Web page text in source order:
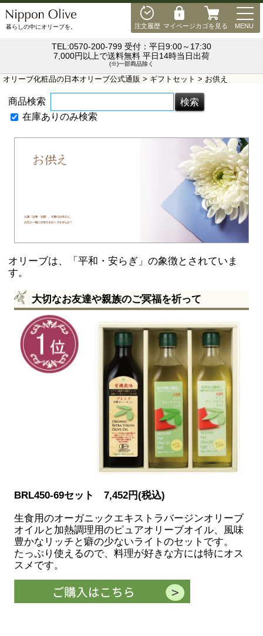
注文履歴 マイページカゴを見る MENU
暮らしの中にオリーブを。
TEL:0570-200-799 受付：平日9:00～17:30
7,000円以上で送料無料 平日14時当日出荷
(※)一部商品除く
オリーブ化粧品の日本オリーブ公式通販 > ギフトセット > お供え
商品検索
在庫ありのみ検索
オリーブは、「平和・安らぎ」の象徴とされていま
す。
大切なお友達や親族のご冥福を祈って
BRL450-69セット 7,452円(税込)
生食用のオーガニックエキストラバージンオリーブ
オイルと加熱調理用のピュアオリーブオイル、風味
豊かなリッチと癖の少ないライトのセットです。
たっぷり使えるので、料理が好きな方には特にオス
スメです。